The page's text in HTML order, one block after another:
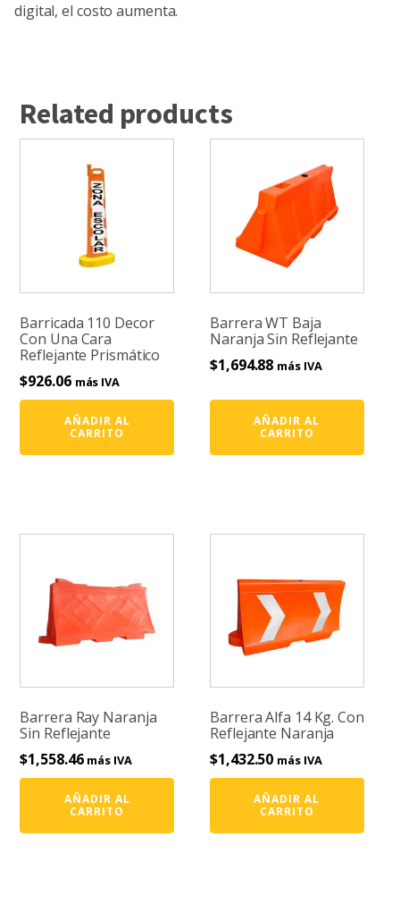
digital, el costo aumenta.
Related products
Barricada 110 Decor
Con Una Cara
Reflejante Prismático
$926.06 más IVA
AÑADIR AL
CARRITO
Barrera WT Baja
Naranja Sin Reflejante
$1,694.88 más IVA
AÑADIR AL
CARRITO
Barrera Ray Naranja
Sin Reflejante
$1,558.46 más IVA
AÑADIR AL
CARRITO
Barrera Alfa 14 Kg. Con
Reflejante Naranja
$1,432.50 más IVA
AÑADIR AL
CARRITO